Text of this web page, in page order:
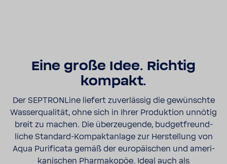
Eine große Idee. Richtig
kompakt.
Der SEPT­RON­Line liefert zuver­lässig die gewünschte
Wasser­qua­lität, ohne sich in Ihrer Produk­tion unnötig
breit zu machen. Die über­zeu­gende, budget­freund­
liche Standard-​Kompaktanlage zur Herstel­lung von
Aqua Puri­fi­cata gemäß der euro­päi­schen und ameri­
ka­ni­schen Phar­ma­kopöe. Ideal auch als